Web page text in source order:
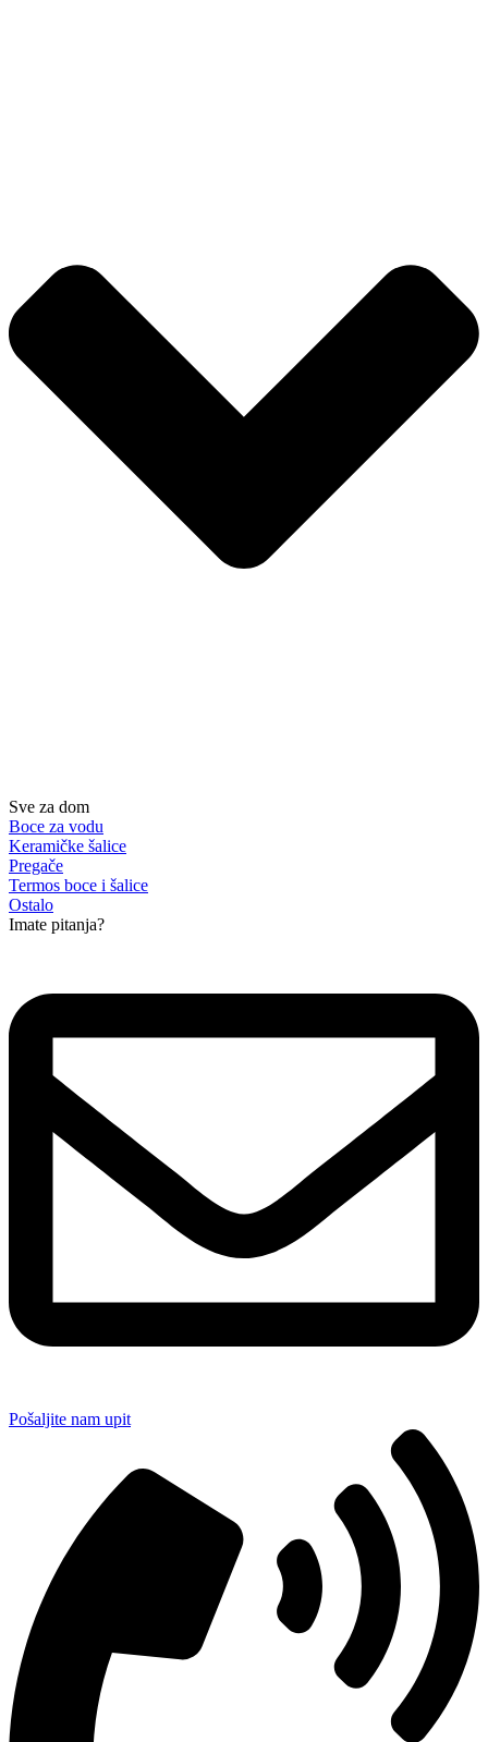
Sve za dom
Boce za vodu
Keramičke šalice
Pregače
Termos boce i šalice
Ostalo
Imate pitanja?
Pošaljite nam upit